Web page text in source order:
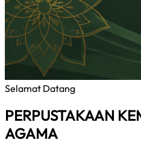
Selamat Datang
PERPUSTAKAAN
AGAMA